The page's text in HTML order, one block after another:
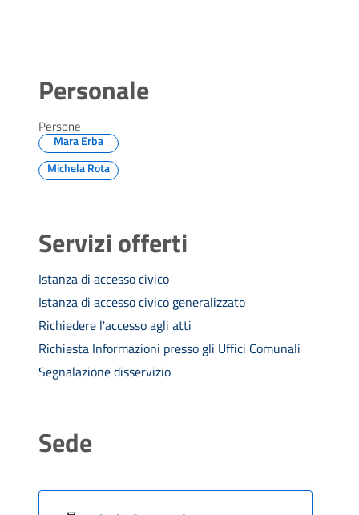
Personale
Persone
Mara Erba
Michela Rota
Servizi offerti
Istanza di accesso civico
Istanza di accesso civico generalizzato
Richiedere l'accesso agli atti
Richiesta Informazioni presso gli Uffici Comunali
Segnalazione disservizio
Sede